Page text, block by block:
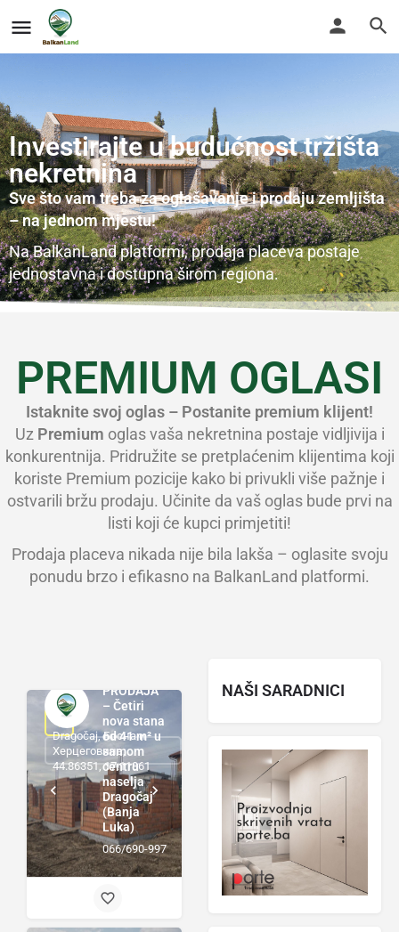
Investirajte u budućnost tržišta
nekretnina
Sve što vam treba za oglašavanje i prodaju zemljišta
– na jednom mjestu!
Na BalkanLand platformi, prodaja placeva postaje
jednostavna i dostupna širom regiona.
PREMIUM OGLASI
Istaknite svoj oglas – Postanite premium klijent!
Uz Premium oglas vaša nekretnina postaje vidljivija i
konkurentnija. Pridružite se pretplaćenim klijentima koji
koriste Premium pozicije kako bi privukli više pažnje i
ostvarili bržu prodaju. Učinite da vaš oglas bude prvi na
listi koji će kupci primjetiti!
Prodaja placeva nikada nije bila lakša – oglasite svoju
ponudu brzo i efikasno na BalkanLand platformi.
PRODAJA
– Četiri
nova stana
od 41 m² u
samom
centru
naselja
Dragočaj
(Banja
Luka)
066/690-997
Dragočaj, Босна и
Херцеговина,
44.86351, 17.11861
NAŠI SARADNICI